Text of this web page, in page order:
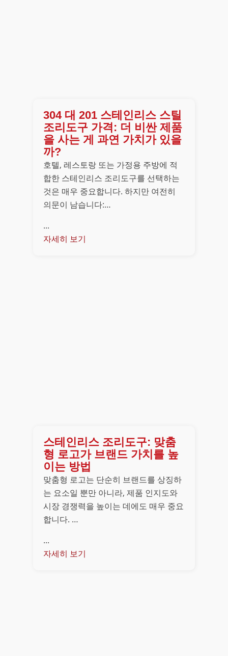
304 대 201 스테인리스 스틸
조리도구 가격: 더 비싼 제품
을 사는 게 과연 가치가 있을
까?
호텔, 레스토랑 또는 가정용 주방에 적
합한 스테인리스 조리도구를 선택하는
것은 매우 중요합니다. 하지만 여전히
의문이 남습니다:…
...
자세히 보기
스테인리스 조리도구: 맞춤
형 로고가 브랜드 가치를 높
이는 방법
맞춤형 로고는 단순히 브랜드를 상징하
는 요소일 뿐만 아니라, 제품 인지도와
시장 경쟁력을 높이는 데에도 매우 중요
합니다. …
...
자세히 보기